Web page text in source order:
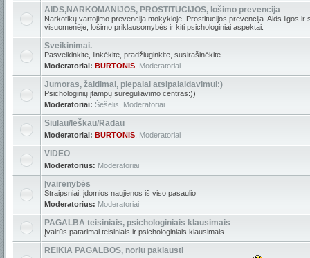
AIDS,NARKOMANIJOS, PROSTITUCIJOS, lošimo prevencija
Narkotikų vartojimo prevencija mokykloje. Prostitucijos prevencija. Aids ligos ir
visuomenėje, lošimo priklausomybės ir kiti psichologiniai aspektai.
Sveikinimai.
Pasveikinkite, linkėkite, pradžiuginkite, susirašinėkite
Moderatoriai: BURTONIS Moderatoriai
Jumoras, žaidimai, plepalai atsipalaidavimui:)
Psichologinių įtampų sureguliavimo centras:))
Moderatoriai: Šešėlis Moderatoriai
Siūlau/Ieškau/Radau
Moderatoriai: BURTONIS Moderatoriai
VIDEO
Moderatorius: Moderatoriai
Įvairenybės
Straipsniai, įdomios naujienos iš viso pasaulio
Moderatorius: Moderatoriai
PAGALBA teisiniais, psichologiniais klausimais
Įvairūs patarimai teisiniais ir psichologiniais klausimais.
REIKIA PAGALBOS, noriu paklausti